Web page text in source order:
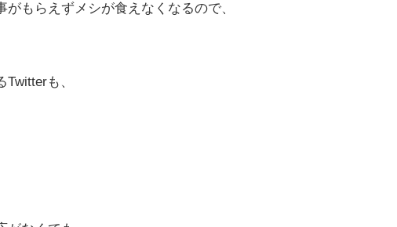
がもらえずメシが食えなくなるので、
も、